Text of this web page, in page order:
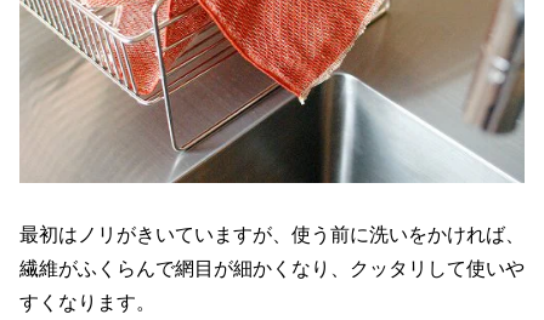
最初はノリがきいていますが、使う前に洗いをかければ、
繊維がふくらんで網目が細かくなり、クッタリして使いや
すくなります。